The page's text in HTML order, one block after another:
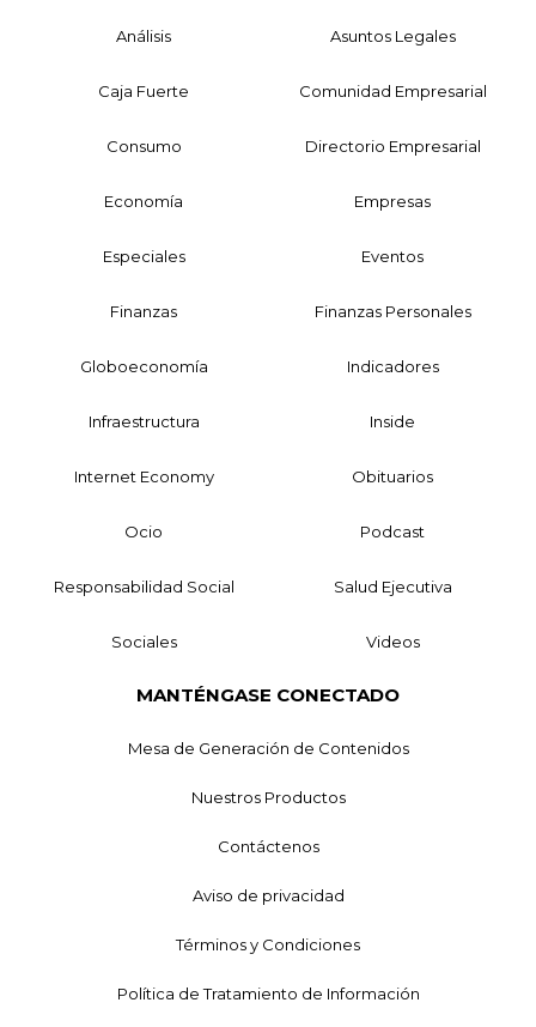
Análisis Asuntos Legales
Caja Fuerte Comunidad Empresarial
Consumo Directorio Empresarial
Economía Empresas
Especiales Eventos
Finanzas Finanzas Personales
Globoeconomía Indicadores
Infraestructura Inside
Internet Economy Obituarios
Ocio Podcast
Responsabilidad Social Salud Ejecutiva
Sociales Videos
MANTÉNGASE CONECTADO
Mesa de Generación de Contenidos
Nuestros Productos
Contáctenos
Aviso de privacidad
Términos y Condiciones
Política de Tratamiento de Información